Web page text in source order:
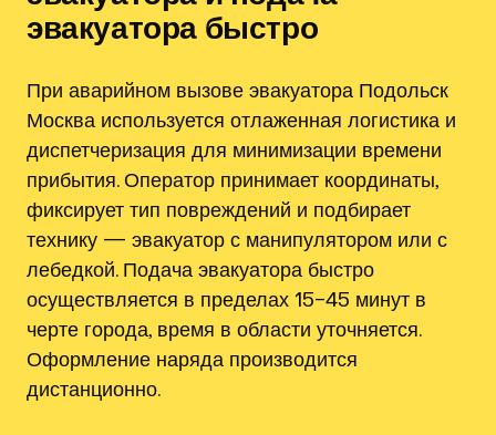
эвакуатора быстро
При аварийном вызове эвакуатора Подольск
Москва используется отлаженная логистика и
диспетчеризация для минимизации времени
прибытия. Оператор принимает координаты,
фиксирует тип повреждений и подбирает
технику — эвакуатор с манипулятором или с
лебедкой. Подача эвакуатора быстро
осуществляется в пределах 15–45 минут в
черте города, время в области уточняется.
Оформление наряда производится
дистанционно.